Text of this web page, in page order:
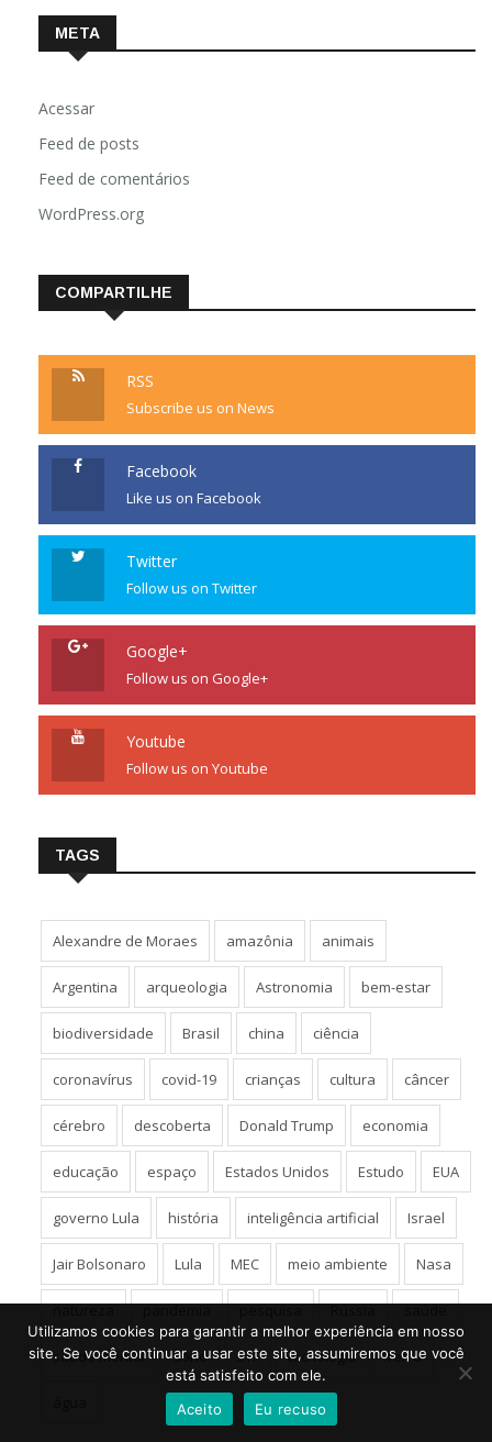
META
Acessar
Feed de posts
Feed de comentários
WordPress.org
COMPARTILHE
RSS
Subscribe us on News
Facebook
Like us on Facebook
Twitter
Follow us on Twitter
Google+
Follow us on Google+
Youtube
Follow us on Youtube
TAGS
Alexandre de Moraes amazônia animais
Argentina arqueologia Astronomia bem-estar
biodiversidade Brasil china ciência
coronavírus covid-19 crianças cultura câncer
cérebro descoberta Donald Trump economia
educação espaço Estados Unidos Estudo EUA
governo Lula história inteligência artificial Israel
Jair Bolsonaro Lula MEC meio ambiente Nasa
natureza pandemia pesquisa Rússia saúde
saúde mental sono STF tecnologia Terra
Utilizamos cookies para garantir a melhor experiência em nosso
site. Se você continuar a usar este site, assumiremos que você
está satisfeito com ele.
Aceito
Eu recuso